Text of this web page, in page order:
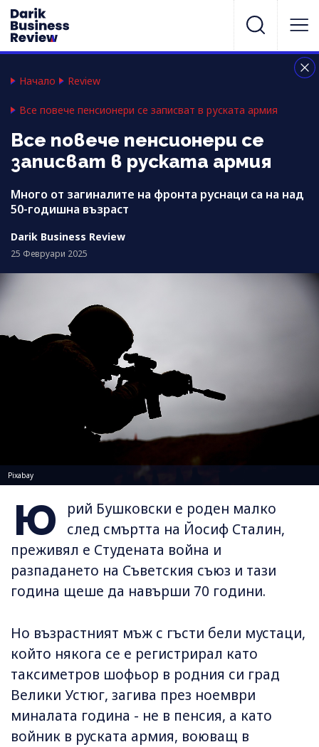
Начало Review
Все повече пенсионери се записват в руската армия
Все повече пенсионери се
записват в руската армия
Много от загиналите на фронта руснаци са на над
50-годишна възраст
Darik Business Review
25 Февруари 2025
Pixabay
Ю
рий Бушковски е роден малко
след смъртта на Йосиф Сталин,
преживял е Студената война и
разпадането на Съветския съюз и тази
година щеше да навърши 70 години.
Но възрастният мъж с гъсти бели мустаци,
който някога се е регистрирал като
таксиметров шофьор в родния си град
Велики Устюг, загива през ноември
миналата година - не в пенсия, а като
войник в руската армия, воюващ в